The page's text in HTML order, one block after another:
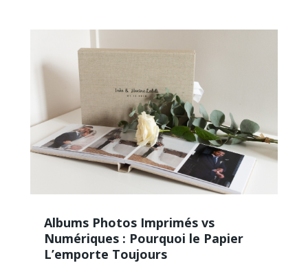
Albums Photos Imprimés vs
Numériques : Pourquoi le Papier
L’emporte Toujours